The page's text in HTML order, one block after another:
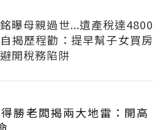
曝母親過世...遺產稅達4800
揭歷程勸：提早幫子女買房
開稅務陷阱
勝老闆揭兩大地雷：開高